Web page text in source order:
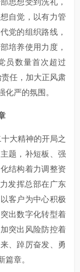
自觉，以有力管
党的组织路线，
培养使用力度，
员数量首次超过
任，加大正风肃
严的氛围。
大精神的开局之
题，补短板、强
结构着力调整资
发挥总部在广东
客户为中心积极
出数字化转型着
突出风险防控着
、踔厉奋发、勇
章。